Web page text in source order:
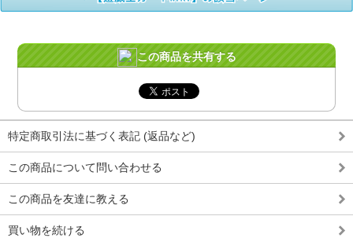
この商品を共有する
特定商取引法に基づく表記 (返品など)
この商品について問い合わせる
この商品を友達に教える
買い物を続ける